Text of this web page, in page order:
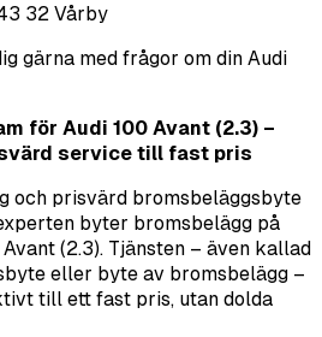
32 Vårby
gärna med frågor om din Audi
för Audi 100 Avant (2.3) –
service till fast pris
och prisvärd bromsbeläggsbyte
byter bromsbelägg på
(2.3). Tjänsten – även kallad
eller byte av bromsbelägg –
till ett fast pris, utan dolda